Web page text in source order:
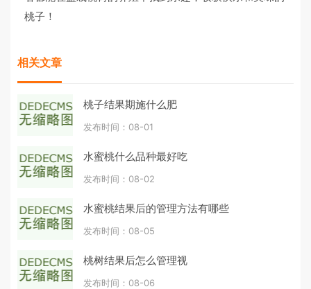
桃子！
相关文章
桃子结果期施什么肥
发布时间：08-01
水蜜桃什么品种最好吃
发布时间：08-02
水蜜桃结果后的管理方法有哪些
发布时间：08-05
桃树结果后怎么管理视
发布时间：08-06